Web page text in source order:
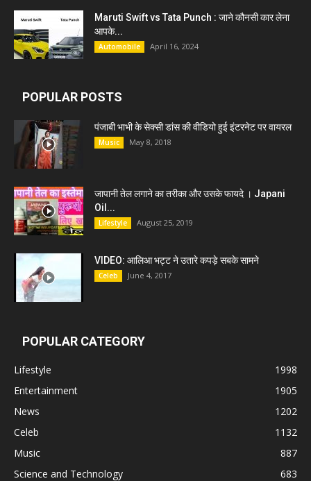
Maruti Swift vs Tata Punch : जाने कौनसी कार लेना
आपके...
Automobile April 16, 2024
POPULAR POSTS
पंजाबी भाभी के सेक्सी डांस की वीडियो हुई इंटरनेट पर वायरल
Music May 8, 2018
जापानी तेल लगाने का तरीका और उसके फायदे । Japani
Oil...
Lifestyle August 25, 2019
VIDEO: आलिआ भट्ट ने उतारे कपड़े सबके सामने
Celeb June 4, 2017
POPULAR CATEGORY
Lifestyle
1998
Entertainment
1905
News
1202
Celeb
1132
Music
887
Science and Technology
683